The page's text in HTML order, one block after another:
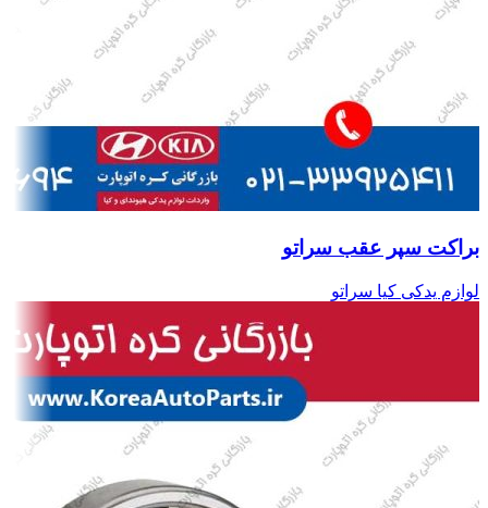
براکت سپر عقب سراتو
لوازم یدکی کیا سراتو